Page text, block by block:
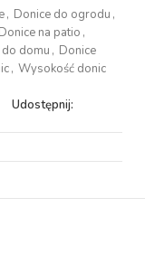
, Donice do ogrodu ,
Donice na patio ,
domu , Donice
, Wysokość donic
Udostępnij: